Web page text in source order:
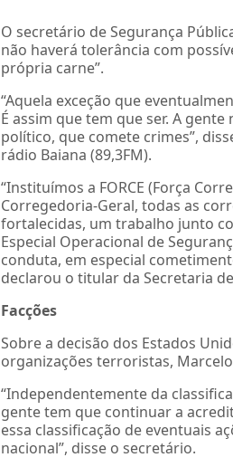
O secretário de Segurança
não haverá tolerância com
própria carne”.
“Aquela exceção que
É assim que tem que ser. A
político, que comete crimes”,
rádio Baiana (89,3FM).
“Instituímos a FORCE (Força
Corregedoria-Geral, todas as
fortalecidas, um trabalho junto
Especial Operacional de
conduta, em especial
declarou o titular da Secretaria
Facções
Sobre a decisão dos Estados
organizações terroristas,
“Independentemente da
gente tem que continuar a
essa classificação de eventuais
nacional”, disse o secretário.